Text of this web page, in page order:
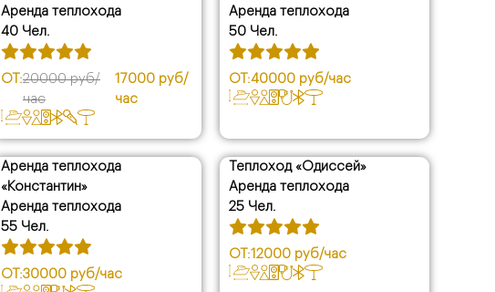
скидка
Аренда теплохода
40 Чел.
ОТ:20000 руб/
час
17000 руб/
час
Аренда теплохода
50 Чел.
ОТ:40000 руб/час
Аренда теплохода
«Константин»
Аренда теплохода
55 Чел.
ОТ:30000 руб/час
Теплоход «Одиссей»
Аренда теплохода
25 Чел.
ОТ:12000 руб/час